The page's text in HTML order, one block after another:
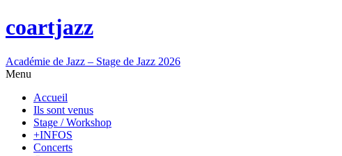
coartjazz
Académie de Jazz – Stage de Jazz 2026
Menu
Accueil
Ils sont venus
Stage / Workshop
+INFOS
Concerts